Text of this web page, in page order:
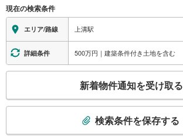
地上⇔改札⇔ホーム：○
エレベータ
・ホーム⇔改札（６：２０～２２：３０）
エスカレータ
・ホーム⇔改札（６：２０～２２：３０）
・改札内
・点字運賃表
現在の検索条件
エリア/路線 上溝駅
詳細条件 500万円｜建築条件付き土地を含む
検
新着物件通知を受け取る
検索条件を保存する